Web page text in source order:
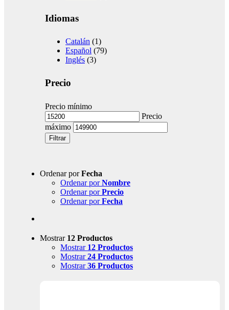
Idiomas
Catalán (1)
Español (79)
Inglés (3)
Precio
Precio mínimo
Precio
máximo
Filtrar
Ordenar porFecha
Ordenar porNombre
Ordenar porPrecio
Ordenar porFecha
Mostrar 12 Productos
Mostrar 12 Productos
Mostrar24 Productos
Mostrar36 Productos